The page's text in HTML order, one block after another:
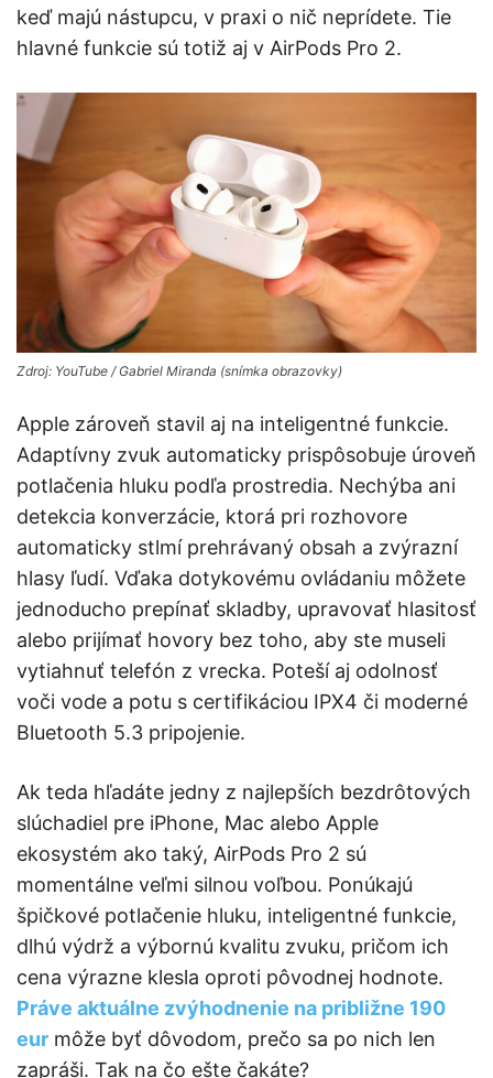
keď majú nástupcu, v praxi o nič neprídete. Tie
hlavné funkcie sú totiž aj v AirPods Pro 2.
Zdroj: YouTube / Gabriel Miranda (snímka obrazovky)
Apple zároveň stavil aj na inteligentné funkcie.
Adaptívny zvuk automaticky prispôsobuje úroveň
potlačenia hluku podľa prostredia. Nechýba ani
detekcia konverzácie, ktorá pri rozhovore
automaticky stlmí prehrávaný obsah a zvýrazní
hlasy ľudí. Vďaka dotykovému ovládaniu môžete
jednoducho prepínať skladby, upravovať hlasitosť
alebo prijímať hovory bez toho, aby ste museli
vytiahnuť telefón z vrecka. Poteší aj odolnosť
voči vode a potu s certifikáciou IPX4 či moderné
Bluetooth 5.3 pripojenie.
Ak teda hľadáte jedny z najlepších bezdrôtových
slúchadiel pre iPhone, Mac alebo Apple
ekosystém ako taký, AirPods Pro 2 sú
momentálne veľmi silnou voľbou. Ponúkajú
špičkové potlačenie hluku, inteligentné funkcie,
dlhú výdrž a výbornú kvalitu zvuku, pričom ich
cena výrazne klesla oproti pôvodnej hodnote.
Práve aktuálne zvýhodnenie na približne 190
eur môže byť dôvodom, prečo sa po nich len
zapráši. Tak na čo ešte čakáte?